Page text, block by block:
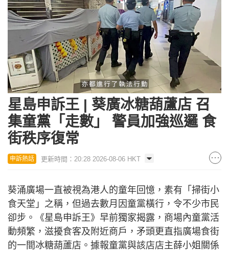
Unmute Loaded:
23.75%
星島申訴王 | 葵廣冰糖葫蘆店 召
集童黨「走數」 警員加強巡邏 食
街秩序復常
申訴熱話 更新時間：20:28 2026-08-06 HKT
葵涌廣場一直被視為港人的童年回憶，素有「掃街小
食天堂」之稱，但過去數月因童黨橫行，令不少市民
卻步。《星島申訴王》早前獨家揭露，商場內童黨活
動頻繁，滋擾食客及附近商戶，矛頭更直指廣場食街
的一間冰糖葫蘆店。據報童黨與該店店主薛小姐關係